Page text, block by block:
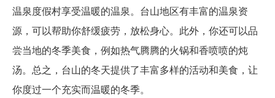
温泉度假村享受温暖的温泉。台山地区有丰富的温泉资
源，可以帮助你舒缓疲劳，放松身心。此外，你还可以品
尝当地的冬季美食，例如热气腾腾的火锅和香喷喷的炖
汤。总之，台山的冬天提供了丰富多样的活动和美食，让
你度过一个充实而温暖的冬季。